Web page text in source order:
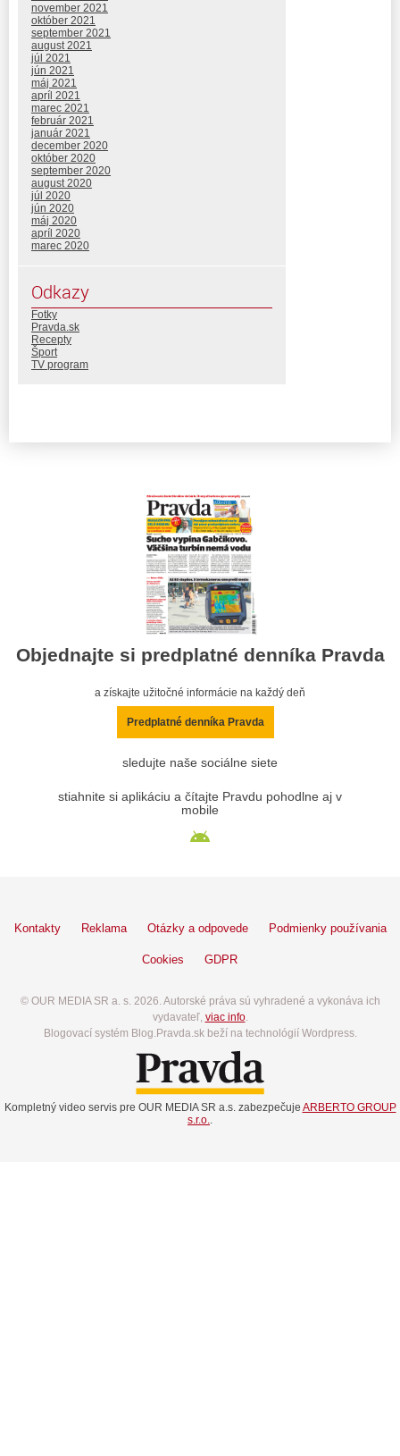
november 2021
október 2021
september 2021
august 2021
júl 2021
jún 2021
máj 2021
apríl 2021
marec 2021
február 2021
január 2021
december 2020
október 2020
september 2020
august 2020
júl 2020
jún 2020
máj 2020
apríl 2020
marec 2020
Odkazy
Fotky
Pravda.sk
Recepty
Šport
TV program
Objednajte si predplatné denníka Pravda
a získajte užitočné informácie na každý deň
Predplatné denníka Pravda
sledujte naše sociálne siete
stiahnite si aplikáciu a čítajte Pravdu pohodlne aj v
mobile
Kontakty Reklama Otázky a odpovede Podmienky používania
Cookies GDPR
© OUR MEDIA SR a. s. 2026. Autorské práva sú vyhradené a vykonáva ich
vydavateľ, viac info.
Blogovací systém Blog.Pravda.sk beží na technológií Wordpress.
Kompletný video servis pre OUR MEDIA SR a.s. zabezpečuje ARBERTO GROUP
s.r.o..